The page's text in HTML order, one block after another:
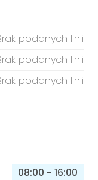
podanych linii
podanych linii
podanych linii
08:00 - 16:00